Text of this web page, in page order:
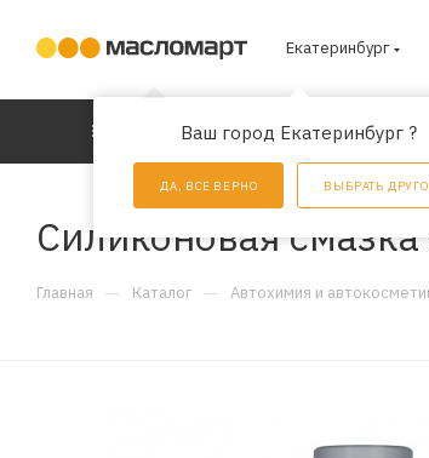
Екатеринбург
Ваш город Екатеринбург ?
ДА, ВСЕ ВЕРНО ВЫБРАТЬ
КАТАЛОГ АКЦИИ
Силиконовая
Главная — Каталог — Автохимия и